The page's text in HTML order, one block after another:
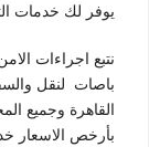
يوفر لك خدمات
نتبع اجراءات
باصات لنقل
القاهرة وجميع